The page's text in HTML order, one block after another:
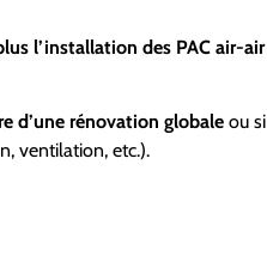
l’installation des PAC air-air
d’une rénovation globale ou si
ventilation, etc.).